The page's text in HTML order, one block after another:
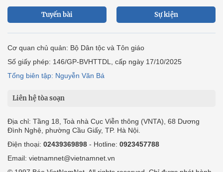
Tuyến bài Sự kiện
Cơ quan chủ quản: Bộ Dân tộc và Tôn giáo
Số giấy phép: 146/GP-BVHTTDL, cấp ngày 17/10/2025
Tổng biên tập: Nguyễn Văn Bá
Liên hệ tòa soạn
Địa chỉ: Tầng 18, Toà nhà Cục Viễn thông (VNTA), 68 Dương
Đình Nghệ, phường Cầu Giấy, TP. Hà Nội.
Điện thoại: 02439369898 - Hotline: 0923457788
Email: vietnamnet@vietnamnet.vn